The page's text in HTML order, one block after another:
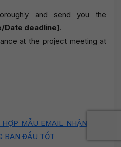
and send you the
Date deadline].
at the project meeting at
HỢP MẪU EMAIL NHẬN VIỆC
BAN ĐẦU TỐT